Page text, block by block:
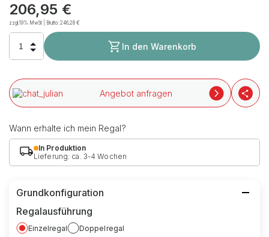
206,95 €
zzgl.19% MwSt | Brutto:246,28 €
In den Warenkorb
Angebot anfragen
Wann erhalte ich mein Regal?
In Produktion
Lieferung: ca. 3-4 Wochen
Grundkonfiguration
Regalausführung
Einzelregal Doppelregal